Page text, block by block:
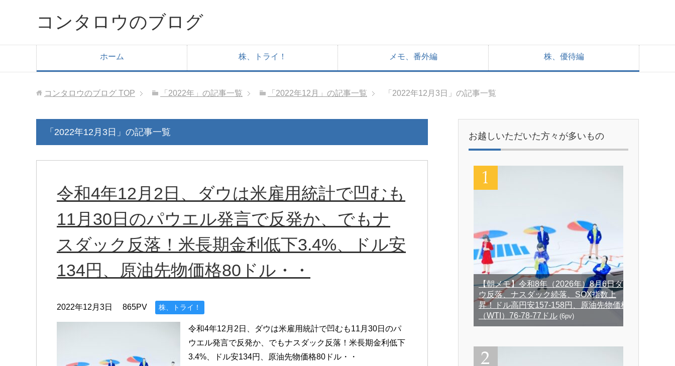
コンタロウのブログ
ホーム 株、トライ！ メモ、番外編 株、優待編
コンタロウのブログ TOP 「2022年」の記事一覧 「2022年12月」の記事一覧 「2022年12月3日」の記事一覧
「2022年12月3日」の記事一覧
令和4年12月2日、ダウは米雇用統計で凹むも
11月30日のパウエル発言で反発か、でもナ
スダック反落！米長期金利低下3.4%、ドル安
134円、原油先物価格80ドル・・
2022年12月3日 865PV 株、トライ！
令和4年12月2日、ダウは米雇用統計で凹むも11月30日のパ
ウエル発言で反発か、でもナスダック反落！米長期金利低下
3.4%、ドル安134円、原油先物価格80ドル・・
お越しいただいた方々が多いもの
【朝メモ】令和8年（2026年）8月6日ダ
ウ反落、ナスダック続落、SOX指数上
昇！ドル高円安157-158円、原油先物価格
（WTI）76-78-77ドル (6pv)